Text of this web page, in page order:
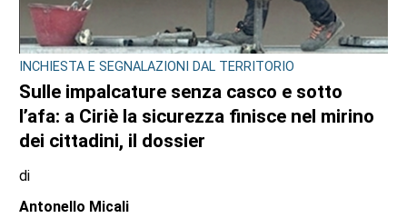
INCHIESTA E SEGNALAZIONI DAL TERRITORIO
Sulle impalcature senza casco e sotto
l’afa: a Ciriè la sicurezza finisce nel mirino
dei cittadini, il dossier
di
Antonello Micali